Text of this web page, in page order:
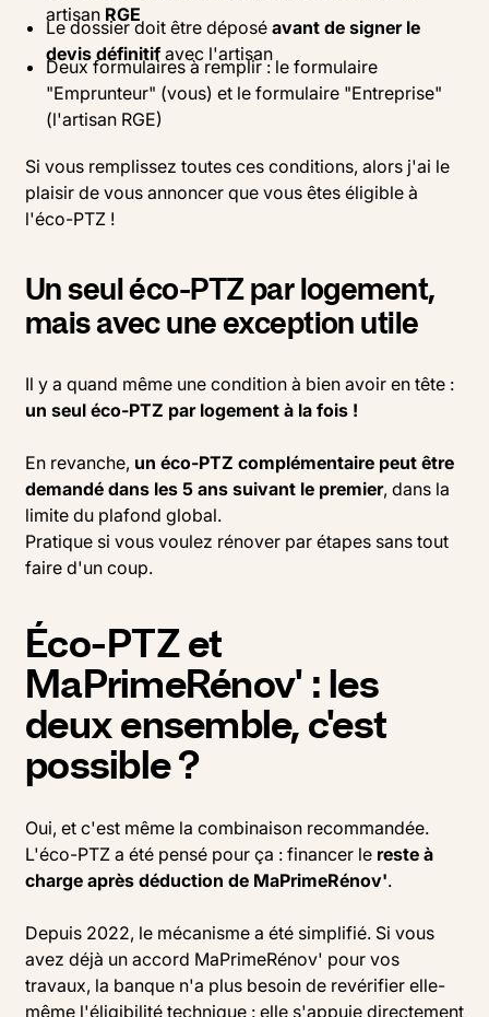
artisan RGE
Le dossier doit être déposéavant de signer le
devis définitif avec l'artisan
Deux formulaires à remplir : le formulaire
"Emprunteur" (vous) et le formulaire "Entreprise"
(l'artisan RGE)
Si vous remplissez toutes ces conditions, alors j'ai le
plaisir de vous annoncer que vous êtes éligible à
l'éco-PTZ !
Un seul éco-PTZ par logement,
mais avec une exception utile
Il y a quand même une condition à bien avoir en tête :
un seul éco-PTZ par logement à la fois !
En revanche, un éco-PTZ complémentaire peut être
demandé dans les 5 ans suivant le premier, dans la
limite du plafond global.
Pratique si vous voulez rénover par étapes sans tout
faire d'un coup.
Éco-PTZ et
MaPrimeRénov' : les
deux ensemble, c'est
possible ?
Oui, et c'est même la combinaison recommandée.
L'éco-PTZ a été pensé pour ça : financer le reste à
charge après déduction de MaPrimeRénov'.
Depuis 2022, le mécanisme a été simplifié. Si vous
avez déjà un accord MaPrimeRénov' pour vos
travaux, la banque n'a plus besoin de revérifier elle-
même l'éligibilité technique : elle s'appuie directement